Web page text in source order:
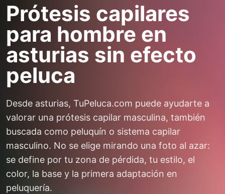
Prótesis capilares
para hombre en
asturias sin efecto
peluca
Desde asturias, TuPeluca.com puede ayudarte a
valorar una prótesis capilar masculina, también
buscada como peluquín o sistema capilar
masculino. No se elige mirando una foto al azar:
se define por tu zona de pérdida, tu estilo, el
color, la base y la primera adaptación en
peluquería.